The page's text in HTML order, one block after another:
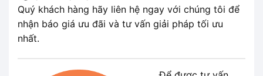
Quý khách hàng hãy liên hệ ngay với chúng tôi để
nhận báo giá ưu đãi và tư vấn giải pháp tối ưu
nhất.